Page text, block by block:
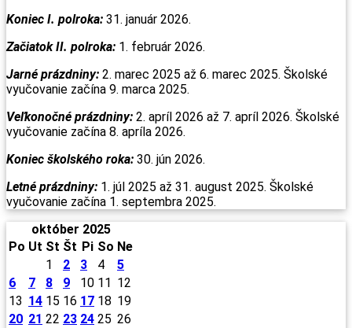
Koniec I. polroka: 31. január 2026.
Začiatok II. polroka: 1. február 2026.
Jarné prázdniny: 2. marec 2025 až 6. marec 2025. Školské
vyučovanie začína 9. marca 2025.
Veľkonočné prázdniny: 2. apríl 2026 až 7. apríl 2026. Školské
vyučovanie začína 8. apríla 2026.
Koniec školského roka: 30. jún 2026.
Letné prázdniny: 1. júl 2025 až 31. august 2025. Školské
vyučovanie začína 1. septembra 2025.
október 2025
Po Ut St Št Pi So Ne
1
2 3 4
5
6
7 8 9 10 11 12
13 14 15 16 17 18 19
20 21 22 23 24 25 26